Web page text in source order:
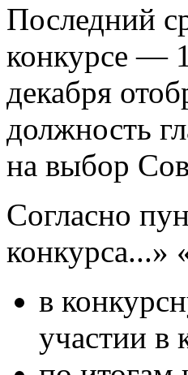
Последний
конкурсе —
декабря
должность
на выбор
Согласно
конкурса...»
в
участии в